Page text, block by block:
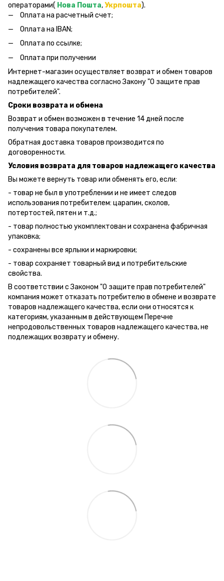
операторами( Нова Пошта,Укрпошта).
Оплата на расчетный счет;
Оплата на IBAN;
Оплата по ссылке;
Оплата при получении
Интернет-магазин осуществляет возврат и обмен товаров
надлежащего качества согласно Закону "О защите прав
потребителей".
Сроки возврата и обмена
Возврат и обмен возможен в течение 14 дней после
получения товара покупателем.
Обратная доставка товаров производится по
договоренности.
Условия возврата для товаров надлежащего качества
Вы можете вернуть товар или обменять его, если:
- товар не был в употреблении и не имеет следов
использования потребителем: царапин, сколов,
потертостей, пятен и т.д.;
- товар полностью укомплектован и сохранена фабричная
упаковка;
- сохранены все ярлыки и маркировки;
- товар сохраняет товарный вид и потребительские
свойства.
В соответствии с Законом "О защите прав потребителей"
компания может отказать потребителю в обмене и возврате
товаров надлежащего качества, если они относятся к
категориям, указанным в действующем Перечне
непродовольственных товаров надлежащего качества, не
подлежащих возврату и обмену.